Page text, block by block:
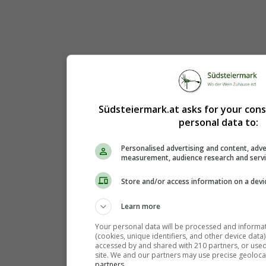
Südsteiermark.at asks for your
personal data to:
Personalised advertising and content,
measurement, audience research and
Store and/or access information on a
Learn more
Your personal data will be processed and
(cookies, unique identifiers, and other device
accessed by and shared with 210 partners, or
site. We and our partners may use precise